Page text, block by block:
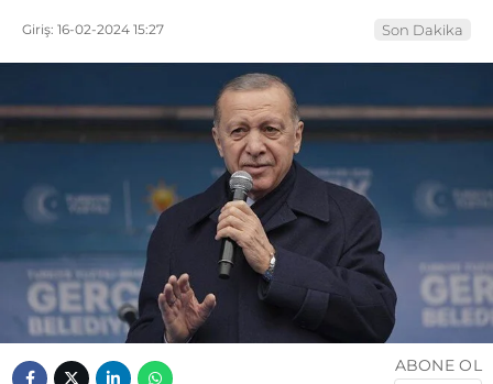
Giriş: 16-02-2024 15:27 Son Dakika
ABONE OL